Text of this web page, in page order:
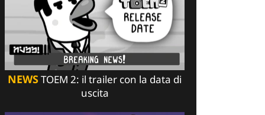
NEWSTOEM 2: il trailer con la data di
uscita